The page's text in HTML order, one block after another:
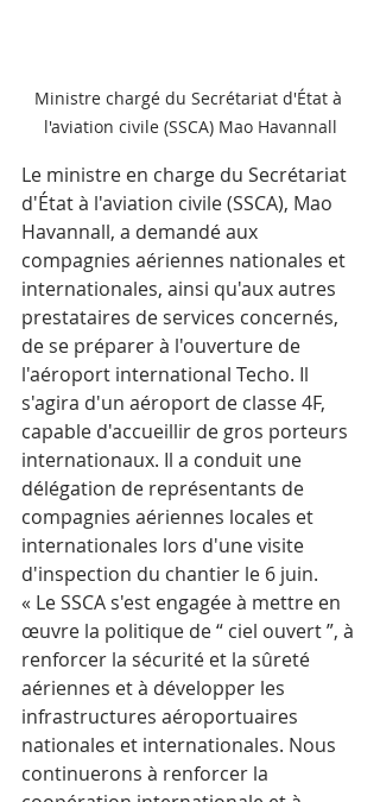
Ministre chargé du Secrétariat d'État à
l'aviation civile (SSCA) Mao Havannall
Le ministre en charge du Secrétariat
d'État à l'aviation civile (SSCA), Mao
Havannall, a demandé aux
compagnies aériennes nationales et
internationales, ainsi qu'aux autres
prestataires de services concernés,
de se préparer à l'ouverture de
l'aéroport international Techo. Il
s'agira d'un aéroport de classe 4F,
capable d'accueillir de gros porteurs
internationaux. Il a conduit une
délégation de représentants de
compagnies aériennes locales et
internationales lors d'une visite
d'inspection du chantier le 6 juin.
« Le SSCA s'est engagée à mettre en
œuvre la politique de “ ciel ouvert ”, à
renforcer la sécurité et la sûreté
aériennes et à développer les
infrastructures aéroportuaires
nationales et internationales. Nous
continuerons à renforcer la